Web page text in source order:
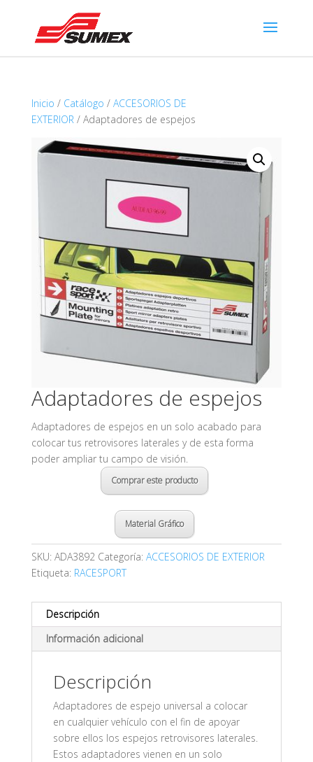
Inicio / Catálogo / ACCESORIOS DE
EXTERIOR/ Adaptadores de espejos
Adaptadores de espejos
Adaptadores de espejos en un solo acabado para
colocar tus retrovisores laterales y de esta forma
poder ampliar tu campo de visión.
Comprar este producto
Material Gráfico
SKU: ADA3892 Categoría: ACCESORIOS DE EXTERIOR
Etiqueta: RACESPORT
Descripción
Información adicional
Descripción
Adaptadores de espejo universal a colocar
en cualquier vehículo con el fin de apoyar
sobre ellos los espejos retrovisores laterales.
Estos adaptadores vienen en un solo